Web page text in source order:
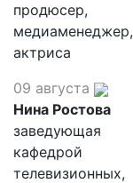
продюсер,
медиаменеджер,
актриса
09 августа
Нина Ростова
заведующая
кафедрой
телевизионных,